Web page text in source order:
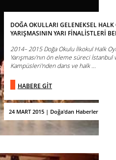
24 MART 2015 | Doğa'dan Haberler
DOĞA OKULLARI GELENEKSEL
YARIŞMASININ YARI FİNALİSTLERİ
2014– 2015 Doğa Okulu İlkokul Halk
Yarışması'nın ön eleme süreci İstanbul
Kampüsleri'nden dans ve halk ...
HABERE GİT